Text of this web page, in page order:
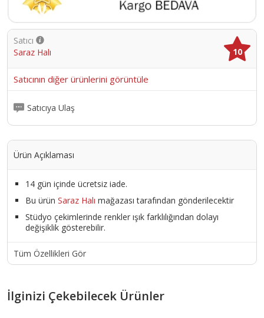
Satıcı
Saraz Halı
10
Satıcının diğer ürünlerini görüntüle
Satıcıya Ulaş
Ürün Açıklaması
14 gün içinde ücretsiz iade.
Bu ürün Saraz Halı mağazası tarafından gönderilecektir
Stüdyo çekimlerinde renkler ışık farklılığından dolayı
değişiklik gösterebilir.
Tüm Özellikleri Gör
İlginizi Çekebilecek Ürünler